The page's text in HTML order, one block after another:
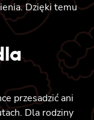
Dzięki temu
przesadzić ani
Dla rodziny